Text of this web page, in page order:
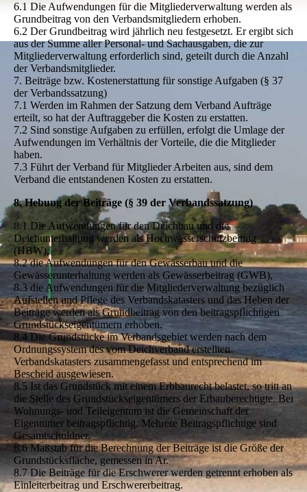
6.1 Die Aufwendungen für die Mitgliederverwaltung werden als
Grundbeitrag von den Verbandsmitgliedern erhoben.
6.2 Der Grundbeitrag wird jährlich neu festgesetzt. Er ergibt sich
aus der Summe aller Personal- und Sachausgaben, die zur
Mitgliederverwaltung erforderlich sind, geteilt durch die Anzahl
der Verbandsmitglieder.
7. Beiträge bzw. Kostenerstattung für sonstige Aufgaben (§ 37
der Verbandssatzung)
7.1 Werden im Rahmen der Satzung dem Verband Aufträge
erteilt, so hat der Auftraggeber die Kosten zu erstatten.
7.2 Sind sonstige Aufgaben zu erfüllen, erfolgt die Umlage der
Aufwendungen im Verhältnis der Vorteile, die die Mitglieder
haben.
7.3 Führt der Verband für Mitglieder Arbeiten aus, sind dem
Verband die entstandenen Kosten zu erstatten.
8. Hebung der Beiträge (§ 39 der Verbandssatzung)
8.1 Die Aufwendungen für den Deichbau und die
Deichunterhaltung werden als Hochwasserschutzbeitrag
(HBW),
8.2 die Aufwendungen für den Gewässerbau und die
Gewässerunterhaltung werden als Gewässerbeitrag (GWB),
8.3 die Aufwendungen für die Mitgliederverwaltung bezüglich
Aufstellen und Pflege des Verbandskatasters und das Heben der
Beiträge werden als Grundbeitrag von den beitragspflichtigen
Grundstückseigentümern erhoben.
8.4 Die Grundstücke im Verbandsgebiet werden nach dem
Ordnungssystem des vom Deichverband erstellten
Verbandskatasters zusammengefasst und entsprechend im
Bescheid ausgewiesen.
8.5 Ist das Grundstück mit einem Erbbaurecht belastet, so tritt an
die Stelle des Grundstückseigentümers der Erbauberechtigte. Bei
Wohnungs- und Teileigentum ist die Gemeinschaft der
Eigentümer beitragspflichtig. Mehrere Beitragspflichtige sind
Gesamtschuldner.
8.6 Maßstab für die Berechnung der Beiträge ist die Größe der
Grundstücksfläche, gemessen in Ar.
8.7 Die Beiträge für die Erschwerer werden getrennt erhoben als
Einleiterbeitrag und Erschwererbeitrag.